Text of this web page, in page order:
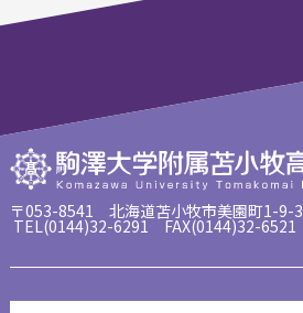
〒053-8541 北海道苫小牧市美園町1-9-3
TEL(0144)32-6291 FAX(0144)32-6521